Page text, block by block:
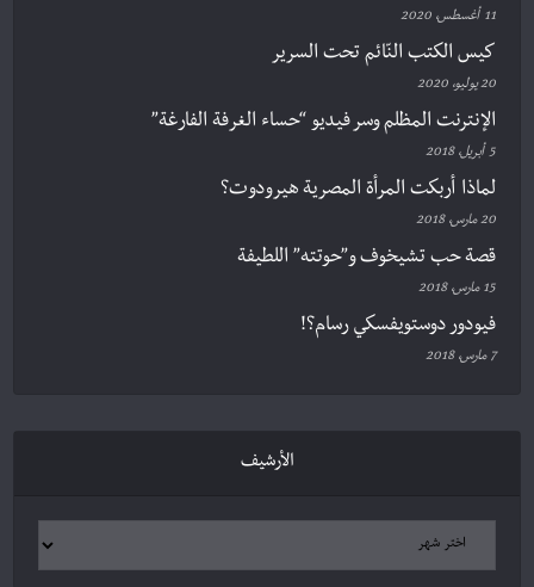
11 أغسطس، 2020
كيس الكتب النّائم تحت السرير
20 يوليو، 2020
الإنترنت المظلم وسر فيديو “حساء الغرفة الفارغة”
5 أبريل، 2018
لماذا أربكت المرأة المصرية هيرودوت؟
20 مارس، 2018
قصة حب تشيخوف و”حوتته” اللطيفة
15 مارس، 2018
فيودور دوستويفسكي رسام؟!
7 مارس، 2018
الأرشيف